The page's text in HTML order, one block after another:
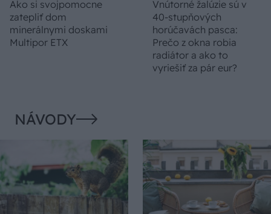
Ako si svojpomocne
zatepliť dom
minerálnymi doskami
Multipor ETX
Vnútorné žalúzie sú v
40-stupňových
horúčavách pasca:
Prečo z okna robia
radiátor a ako to
vyriešiť za pár eur?
NÁVODY